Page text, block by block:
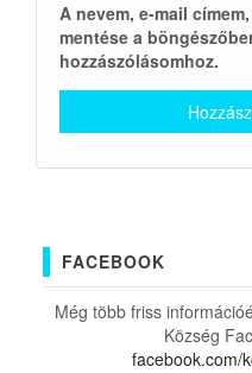
A nevem, e-mail
mentése a
hozzászólásomhoz.
FACEBOOK
Még több friss
Község
facebook.com/